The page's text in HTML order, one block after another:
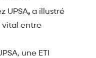
UPSA, a illustré
vital entre
une ETI